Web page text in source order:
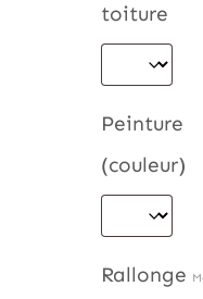
toiture
Peinture
(couleur)
Rallonge